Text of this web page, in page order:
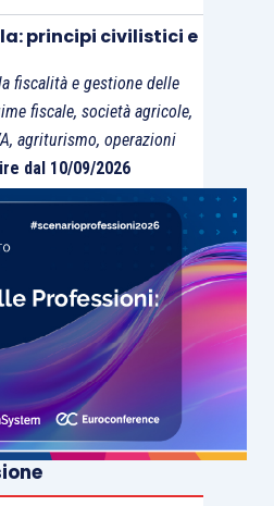
principi civilistici e
fiscalità e gestione delle
fiscale, società agricole,
agriturismo, operazioni
dal 10/09/2026